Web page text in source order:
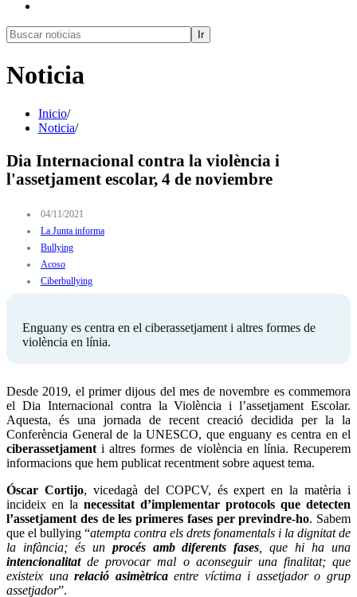
Ir
Noticia
Inicio/
Noticia/
Dia Internacional contra la violència i
l'assetjament escolar, 4 de noviembre
04/11/2021
La Junta informa
Bullying
Acoso
Ciberbullying
Enguany es centra en el ciberassetjament i altres formes de
violència en línia.
Desde 2019, el primer dijous del mes de novembre es commemora
el Dia Internacional contra la Violència i l’assetjament Escolar.
Aquesta, és una jornada de recent creació decidida per la la
Conferència General de la UNESCO, que enguany es centra en el
ciberassetjament i altres formes de violència en línia. Recuperem
informacions que hem publicat recentment sobre aquest tema.
Óscar Cortijo, vicedagà del COPCV, és expert en la matèria i
incideix en la necessitat d’implementar protocols que detecten
l’assetjament des de les primeres fases per previndre-ho. Sabem
que el bullying “atempta contra els drets fonamentals i la dignitat de
la infància; és unprocés amb diferents fases , que hi ha una
intencionalitatde provocar mal o aconseguir una finalitat; que
existeix unarelació asimètricaentre víctima i assetjador o grup
assetjador”.